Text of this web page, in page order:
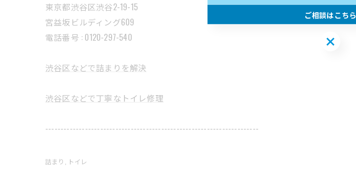
東京都渋谷区渋谷2-19-15
宮益坂ビルディング609
電話番号 : 0120-297-540
渋谷区などで詰まりを解決
渋谷区などで丁寧なトイレ修理
----------------------------------------------------------------------
詰まり トイレ
ご相談はこちら
ご相談はこちら